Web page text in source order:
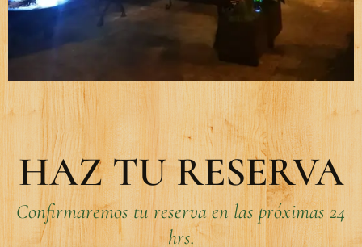
HAZ TU RESERVA
Confirmaremos tu reserva en las próximas 24
hrs.